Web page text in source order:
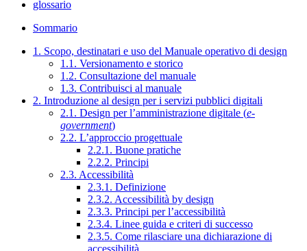
glossario
Sommario
1. Scopo, destinatari e uso del Manuale operativo di design
1.1. Versionamento e storico
1.2. Consultazione del manuale
1.3. Contribuisci al manuale
2. Introduzione al design per i servizi pubblici digitali
2.1. Design per l’amministrazione digitale (e-
government)
2.2. L’approccio progettuale
2.2.1. Buone pratiche
2.2.2. Principi
2.3. Accessibilità
2.3.1. Definizione
2.3.2. Accessibilità by design
2.3.3. Principi per l’accessibilità
2.3.4. Linee guida e criteri di successo
2.3.5. Come rilasciare una dichiarazione di
accessibilità